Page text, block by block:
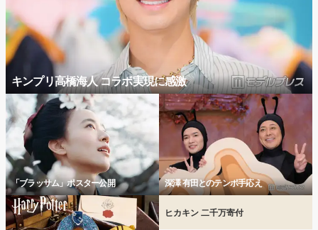
キンプリ高橋海人 コラボ実現に感激
「ブラッサム」ポスター公開 深澤 有田とのテンポ手応え
ヒカキン 二千万寄付